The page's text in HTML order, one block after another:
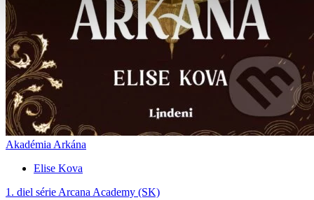
Akadémia Arkána
Elise Kova
1. diel série Arcana Academy (SK)